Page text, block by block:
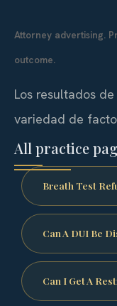
Attorney advertising.
outcome.
Los resultados
variedad de
All practice
Breath Test
Can A DUI Be
Can I Get A